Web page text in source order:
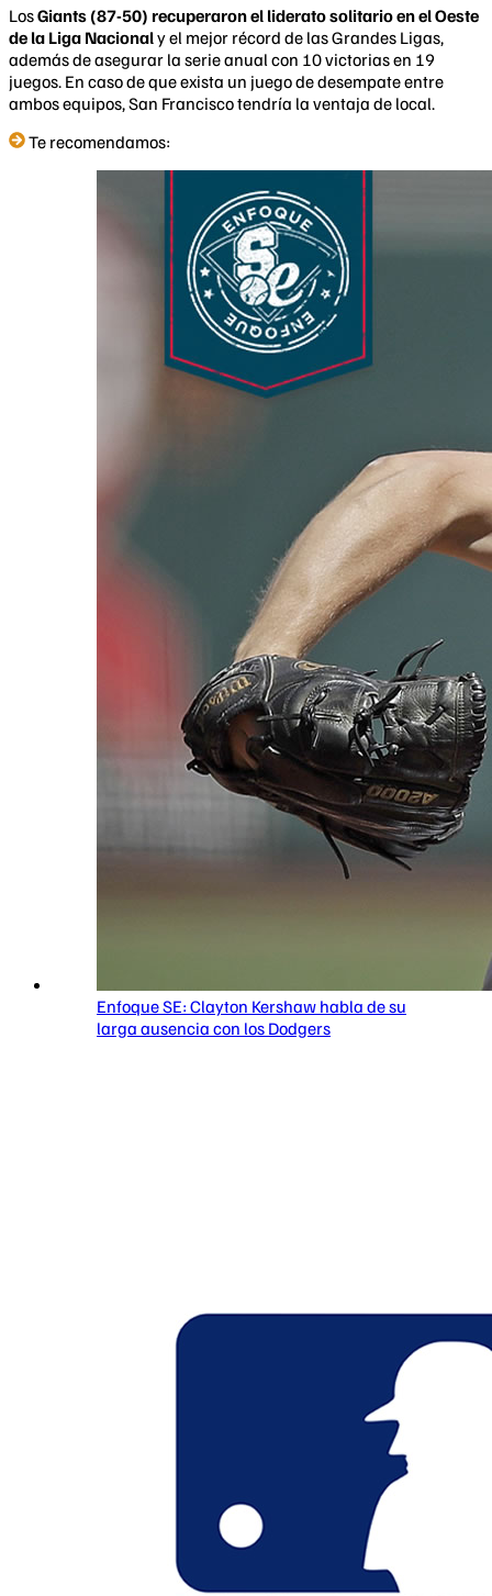
LosGiants (87-50) recuperaron el liderato solitario en el Oeste
de la Liga Nacionaly el mejor récord de las Grandes Ligas,
además de asegurar la serie anual con 10 victorias en 19
juegos. En caso de que exista un juego de desempate entre
ambos equipos, San Francisco tendría la ventaja de local.
Te recomendamos:
Enfoque SE: Clayton Kershaw habla de su
larga ausencia con los Dodgers